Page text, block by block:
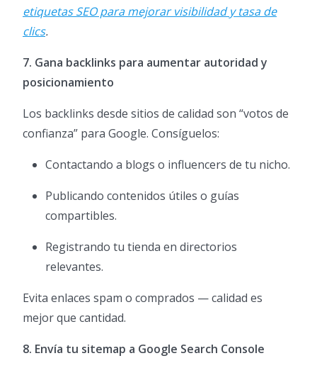
etiquetas SEO para mejorar visibilidad y tasa de
clics.
7. Gana backlinks para aumentar autoridad y
posicionamiento
Los backlinks desde sitios de calidad son “votos de
confianza” para Google. Consíguelos:
Contactando a blogs o influencers de tu nicho.
Publicando contenidos útiles o guías
compartibles.
Registrando tu tienda en directorios
relevantes.
Evita enlaces spam o comprados — calidad es
mejor que cantidad.
8. Envía tu sitemap a Google Search Console